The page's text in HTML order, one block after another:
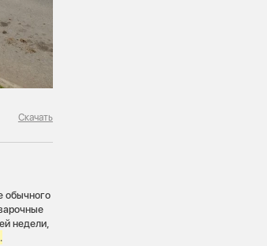
Скачать
обычного
недели,